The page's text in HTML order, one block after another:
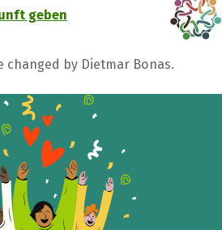
geben
changed by Dietmar Bonas.